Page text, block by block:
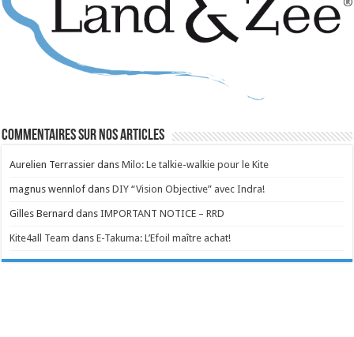
Commentaires sur nos articles
Aurelien Terrassier dansMilo: Le talkie-walkie pour le Kite
magnus wennlof dansDIY “Vision Objective” avec Indra!
Gilles Bernard dansIMPORTANT NOTICE – RRD
Kite4all Team dansE-Takuma: L’Efoil maître achat!